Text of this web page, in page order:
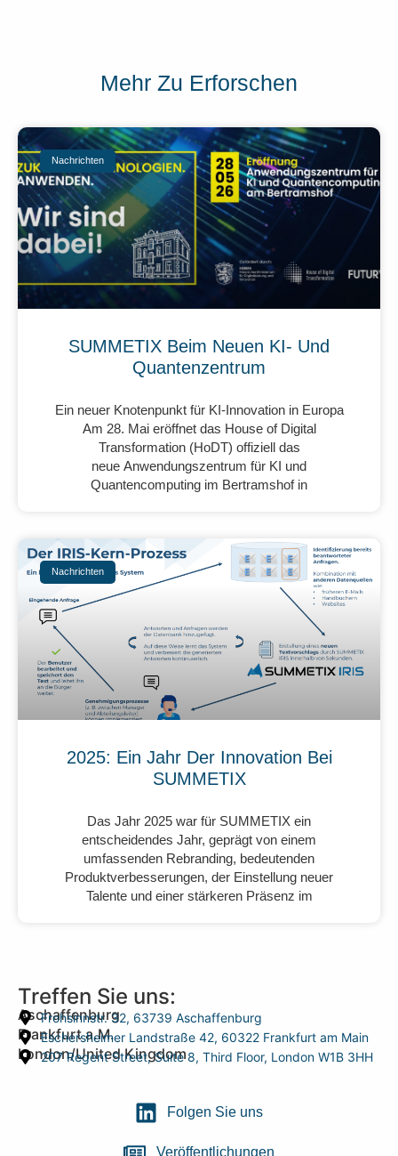
Mehr Zu Erforschen
Nachrichten
SUMMETIX Beim Neuen KI- Und
Quantenzentrum
Ein neuer Knotenpunkt für KI-Innovation in Europa
Am 28. Mai eröffnet das House of Digital
Transformation (HoDT) offiziell das
neue Anwendungszentrum für KI und
Quantencomputing im Bertramshof in
Nachrichten
2025: Ein Jahr Der Innovation Bei
SUMMETIX
Das Jahr 2025 war für SUMMETIX ein
entscheidendes Jahr, geprägt von einem
umfassenden Rebranding, bedeutenden
Produktverbesserungen, der Einstellung neuer
Talente und einer stärkeren Präsenz im
Treffen Sie uns:
Aschaffenburg
Frohsinnstr. 32, 63739 Aschaffenburg
Frankfurt a.M.
Eschersheimer Landstraße 42, 60322 Frankfurt am Main
London/United Kingdom
207 Regent Street, Suite 8, Third Floor, London W1B 3HH
Folgen Sie uns
Veröffentlichungen